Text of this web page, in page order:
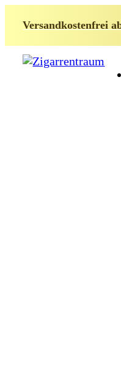
Versandkostenfrei